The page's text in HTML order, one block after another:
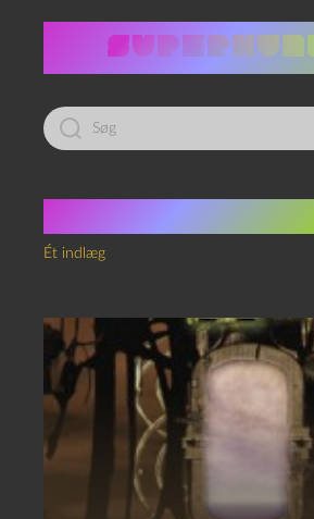
Led
efter:
Ét indlæg